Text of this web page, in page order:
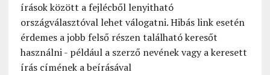
írások között a fejlécből lenyitható
országválasztóval lehet válogatni. Hibás link esetén
érdemes a jobb felső részen található keresőt
használni - például a szerző nevének vagy a keresett
írás címének a beírásával